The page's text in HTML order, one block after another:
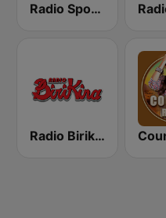
Radio Sportiva
Radio Birikina